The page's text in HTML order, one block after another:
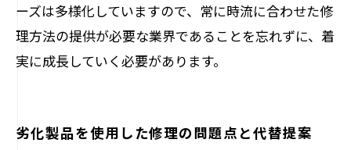
ーズは多様化していますので、常に時流に合わせた修
理方法の提供が必要な業界であることを忘れずに、着
実に成長していく必要があります。
劣化製品を使用した修理の問題点と代替提案